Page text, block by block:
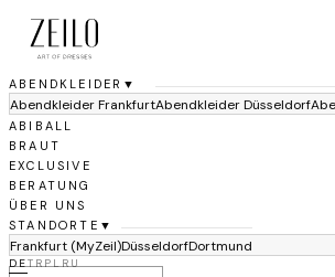
ABENDKLEIDER ▼
Abendkleider FrankfurtAbendkleider Düsseldorf
ABIBALL
BRAUT
EXCLUSIVE
BERATUNG
ÜBER UNS
STANDORTE ▼
Frankfurt (MyZeil)DüsseldorfDortmund
DETRPLRU